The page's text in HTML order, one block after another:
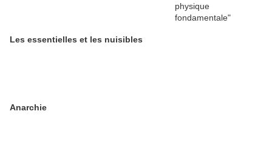
Les essentielles et les nuisibles
Anarchie